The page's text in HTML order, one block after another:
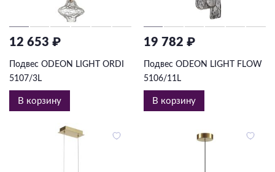
12 653 ₽
Подвес ODEON LIGHT ORDI
5107/3L
В корзину
19 782 ₽
Подвес ODEON LIGHT FLOW
5106/11L
В корзину